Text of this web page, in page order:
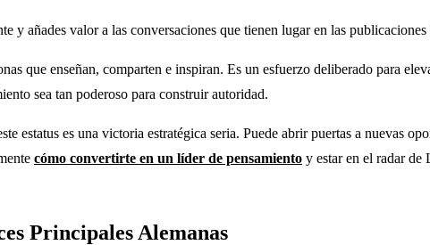
y añades valor a las conversaciones que tienen lugar en las publicaciones
que enseñan, comparten e inspiran. Es un esfuerzo deliberado para
sea tan poderoso para construir autoridad.
estatus es una victoria estratégica seria. Puede abrir puertas a nuevas
cómo convertirte en un líder de pensamiento y estar en el radar
Principales Alemanas